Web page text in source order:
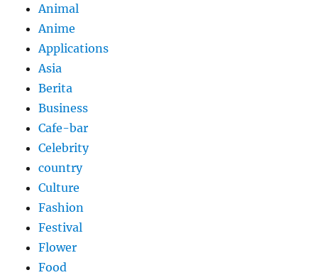
Animal
Anime
Applications
Asia
Berita
Business
Cafe-bar
Celebrity
country
Culture
Fashion
Festival
Flower
Food